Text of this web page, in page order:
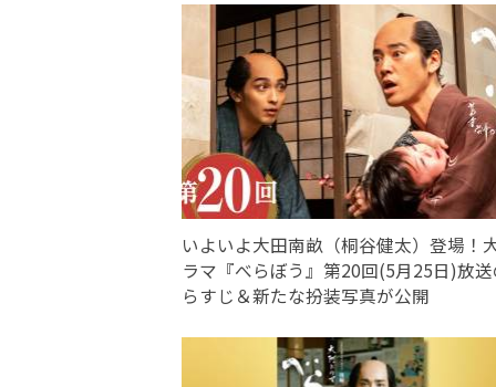
いよいよ大田南畝（桐谷健太）登場！
ラマ『べらぼう』第20回(5月25日)放
らすじ＆新たな扮装写真が公開